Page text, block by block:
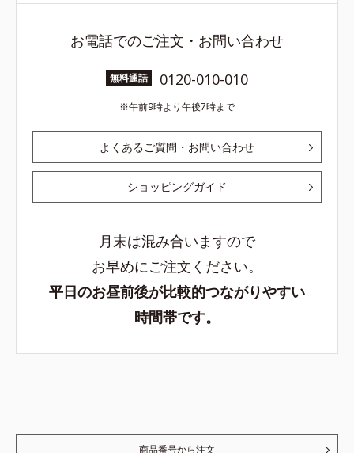
お電話でのご注文・お問い合わせ
無料通話 0120-010-010
午前9時より午後7時まで
よくあるご質問・お問い合わせ
ショッピングガイド
月末は混み合いますので
お早めにご注文ください。
平日のお昼前後が比較的つながりやすい
時間帯です。
商品番号から注文